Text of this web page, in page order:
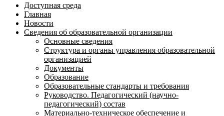
Доступная среда
Главная
Новости
Сведения об образовательной организации
Основные сведения
Структура и органы управления образовательной
организацией
Документы
Образование
Образовательные стандарты и требования
Руководство. Педагогический (научно-
педагогический) состав
Материально-техническое обеспечение и